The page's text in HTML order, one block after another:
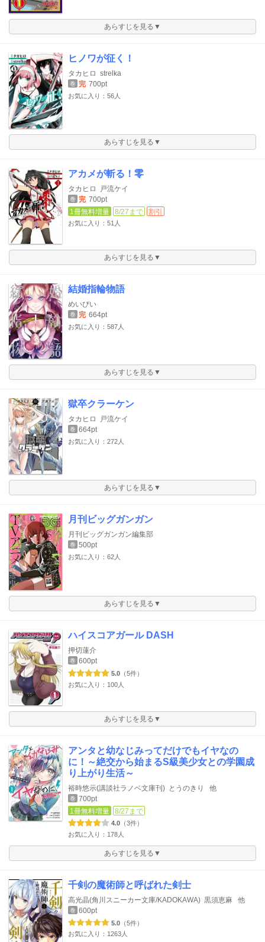
あらすじを見る▼
ヒノワが征く！
タカヒロ strelka
巻 完 700pt
お気に入り：56人
あらすじを見る▼
アカメが斬る！零
タカヒロ 戸流ケイ
巻 完 700pt
1冊無料増量
8/27まで 割引
お気に入り：51人
あらすじを見る▼
結婚指輪物語
めいびい
巻 完 664pt
お気に入り：587人
あらすじを見る▼
獄卒クラーケン
タカヒロ 戸流ケイ
巻 664pt
お気に入り：272人
あらすじを見る▼
月刊ビッグガンガン
月刊ビッグガンガン編集部
巻 500pt
お気に入り：62人
あらすじを見る▼
ハイスコアガール DASH
押切蓮介
巻 600pt
5.0 （5件）
お気に入り：100人
あらすじを見る▼
アンタと幼なじみってだけでもイヤなの
に！～絶交から始まるS級美少女との学園成
り上がり生活～
裕時悠示(講談社ラノベ文庫刊) とうのきり 他
巻 700pt
1冊無料増量
8/27まで
4.0 （3件）
お気に入り：178人
あらすじを見る▼
千剣の魔術師と呼ばれた剣士
高光晶(角川スニーカー文庫/KADOKAWA) 黒須恵麻 他
巻 600pt
5.0 （5件）
お気に入り：1263人